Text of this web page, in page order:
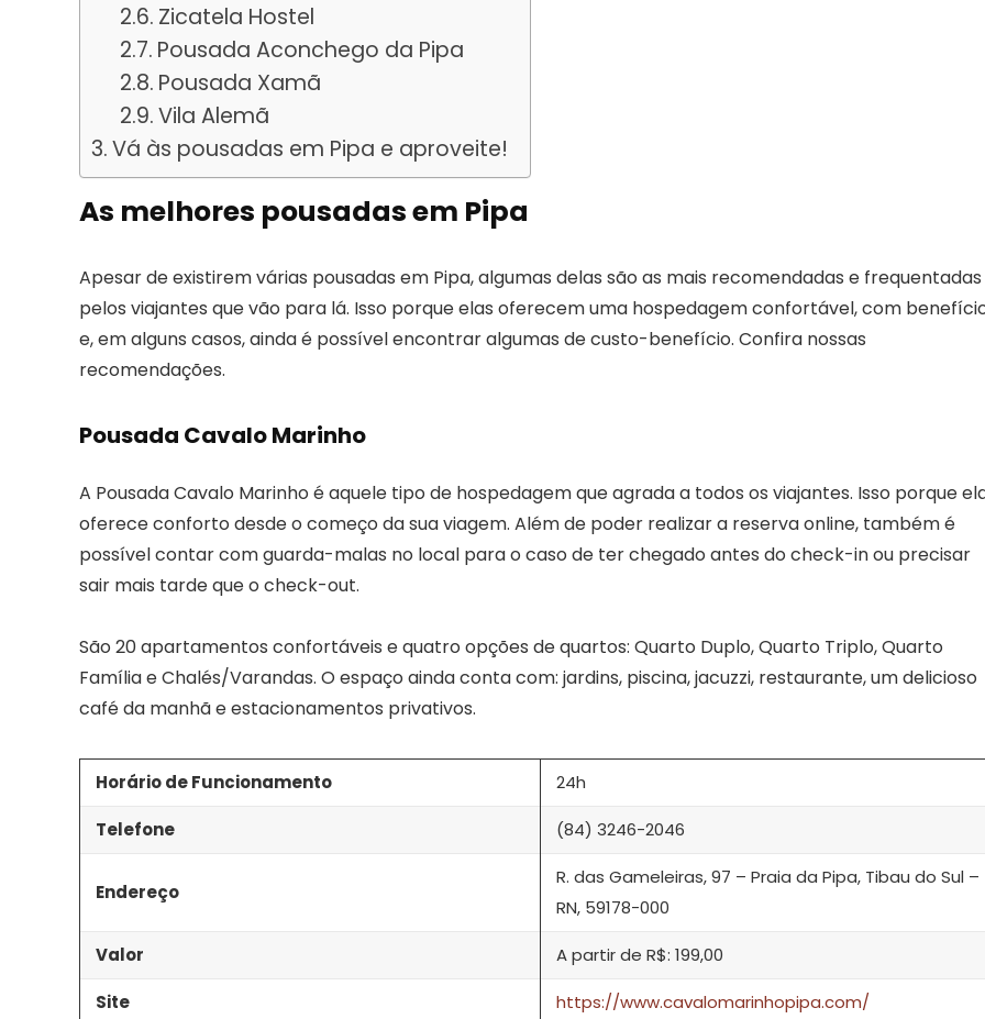
Zicatela Hostel
Pousada Aconchego da Pipa
Pousada Xamã
Vila Alemã
Vá às pousadas em Pipa e aproveite!
As melhores pousadas em Pipa
Apesar de existirem várias pousadas em Pipa, algumas delas são as mais recomendadas e frequentadas
pelos viajantes que vão para lá. Isso porque elas oferecem uma hospedagem confortável, com
e, em alguns casos, ainda é possível encontrar algumas de custo-benefício. Confira nossas
recomendações.
Pousada Cavalo Marinho
A Pousada Cavalo Marinho é aquele tipo de hospedagem que agrada a todos os viajantes. Isso porque
oferece conforto desde o começo da sua viagem. Além de poder realizar a reserva online, também é
possível contar com guarda-malas no local para o caso de ter chegado antes do check-in ou precisar
sair mais tarde que o check-out.
São 20 apartamentos confortáveis e quatro opções de quartos: Quarto Duplo, Quarto Triplo, Quarto
Família e Chalés/Varandas. O espaço ainda conta com: jardins, piscina, jacuzzi, restaurante, um delicioso
café da manhã e estacionamentos privativos.
Horário de Funcionamento 24h
Telefone (84) 3246-2046
Endereço
R. das Gameleiras, 97 – Praia da Pipa, Tibau do Sul –
RN, 59178-000
Valor A partir de R$: 199,00
Site https://www.cavalomarinhopipa.com/